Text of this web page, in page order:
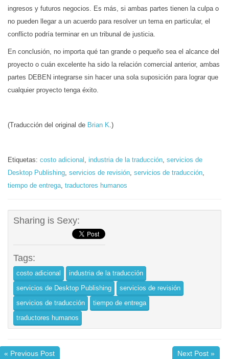
ingresos y futuros negocios. Es más, si ambas partes tienen la culpa o
no pueden llegar a un acuerdo para resolver un tema en particular, el
conflicto podría terminar en un tribunal de justicia.
En conclusión, no importa qué tan grande o pequeño sea el alcance del
proyecto o cuán excelente ha sido la relación comercial anterior, ambas
partes DEBEN integrarse sin hacer una sola suposición para lograr que
cualquier proyecto tenga éxito.
(Traducción del original de Brian K.)
Etiquetas: costo adicional , industria de la traducción, servicios de
Desktop Publishing, servicios de revisión, servicios de traducción,
tiempo de entrega, traductores humanos
Sharing is Sexy:
Tags:
costo adicional
industria de la traducción
servicios de Desktop Publishing
servicios de revisión
servicios de traducción
tiempo de entrega
traductores humanos
« Previous Post Next Post »